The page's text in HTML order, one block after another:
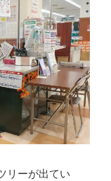
リーが出てい